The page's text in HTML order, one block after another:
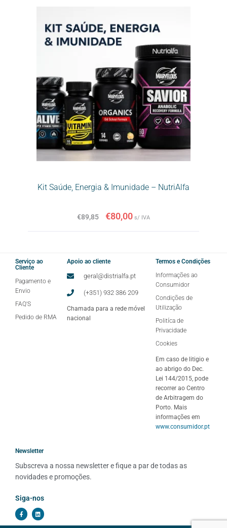
Kit Saúde, Energia & Imunidade – NutriAlfa
€89,85 €80,00 s/ IVA
Serviço ao
Cliente
Pagamento e
Envio
FAQ'S
Pedido de RMA
Apoio ao cliente
geral@distrialfa.pt
(+351) 932 386 209
Chamada para a rede móvel
nacional
Termos e Condições
Informações ao
Consumidor
Condições de
Utilização
Politíca de
Privacidade
Cookies
Em caso de litigio e
ao abrigo do Dec.
Lei 144/2015, pode
recorrer ao Centro
de Arbitragem do
Porto. Mais
informações em
www.consumidor.pt
Newsletter
Subscreva a nossa newsletter e fique a par de todas as
novidades e promoções.
Siga-nos